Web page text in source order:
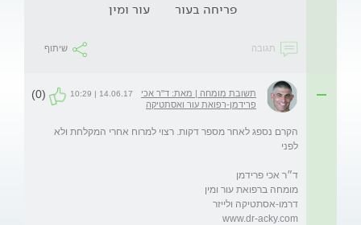
פריחה בעור עור ומין
תגובה שיתוף
תשובת מומחה | מאת: ד"ר אכי
פרידמן-רפואת עור ואסתטיקה
14.06.17 | 10:29
(0)
הקרם נספג לאחר מספר דקות. רצוי למרוח אחרי המקלחת ולא
www.dr-acky.com